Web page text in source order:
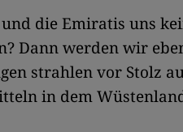
die Emiratis uns
Dann werden wir
strahlen vor Stolz
in dem